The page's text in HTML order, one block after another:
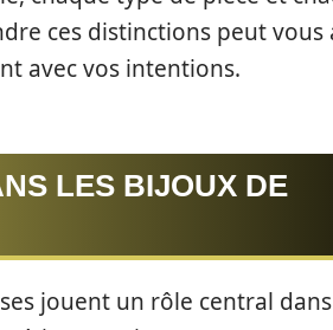
ces distinctions peut vous
avec vos intentions.
LES BIJOUX DE
jouent un rôle central